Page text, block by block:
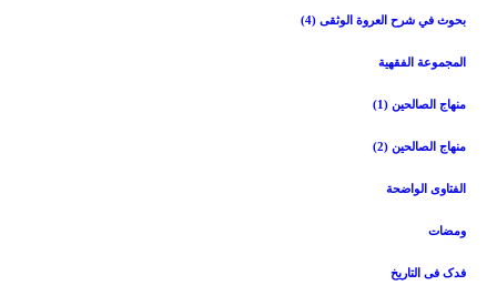
بحوث في شرح العروة الوثقی (4)
المجموعة الفقهیة
منهاج الصالحین (1)
منهاج الصالحین (2)
الفتاوی الواضحة
ومضات
فدک فی التاریخ